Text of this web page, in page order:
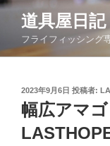
コ
ン
道具屋日記
フライフィッシング
投
稿
日:
2023年9月6日 投稿者:
幅広アマ